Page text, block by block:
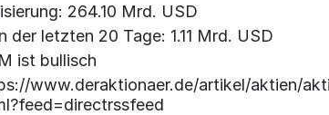
264.10 Mrd. USD
der letzten 20 Tage: 1.11 Mrd. USD
ist bullisch
www.deraktionaer.de/artikel/aktien/